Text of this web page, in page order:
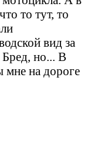
то тут, то
вид за
Бред, но... В
на дороге